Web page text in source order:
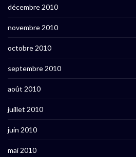
décembre 2010
novembre 2010
octobre 2010
septembre 2010
août 2010
juillet 2010
juin 2010
mai 2010